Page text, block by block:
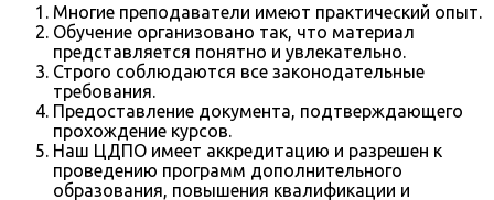
Многие преподаватели имеют практический опыт.
Обучение организовано так, что материал
представляется понятно и увлекательно.
Строго соблюдаются все законодательные
требования.
Предоставление документа, подтверждающего
прохождение курсов.
Наш ЦДПО имеет аккредитацию и разрешен к
проведению программ дополнительного
образования, повышения квалификации и